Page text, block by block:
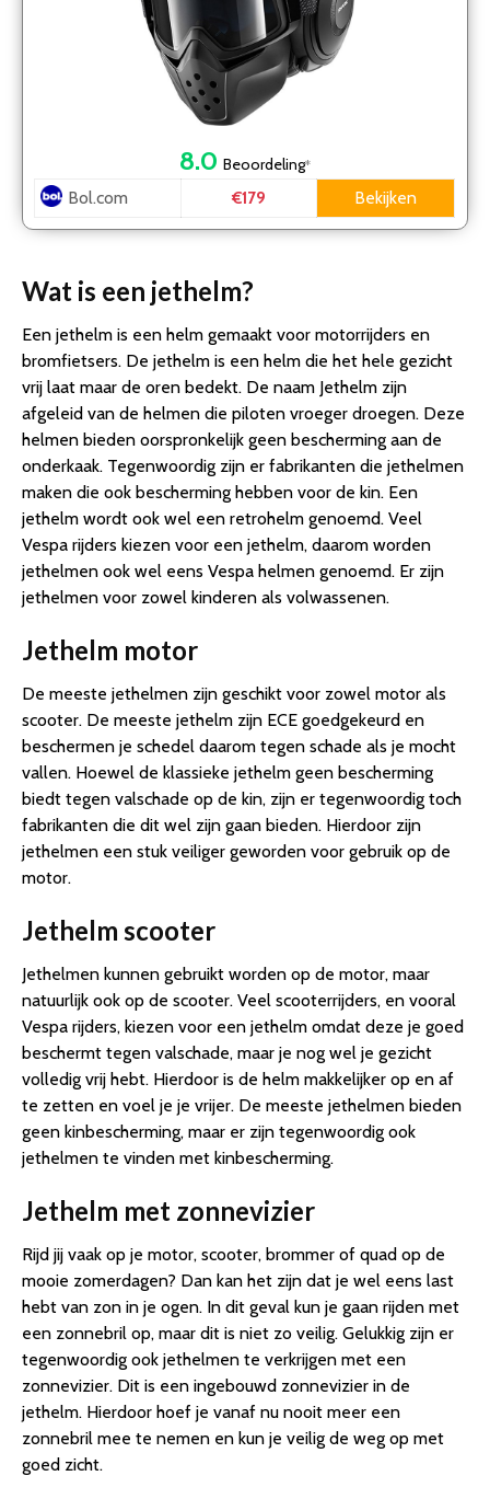
8.0 Beoordeling*
Bol.com €179 Bekijken
Wat is een jethelm?
Een jethelm is een helm gemaakt voor motorrijders en
bromfietsers. De jethelm is een helm die het hele gezicht
vrij laat maar de oren bedekt. De naam Jethelm zijn
afgeleid van de helmen die piloten vroeger droegen. Deze
helmen bieden oorspronkelijk geen bescherming aan de
onderkaak. Tegenwoordig zijn er fabrikanten die jethelmen
maken die ook bescherming hebben voor de kin. Een
jethelm wordt ook wel een retrohelm genoemd. Veel
Vespa rijders kiezen voor een jethelm, daarom worden
jethelmen ook wel eens Vespa helmen genoemd. Er zijn
jethelmen voor zowel kinderen als volwassenen.
Jethelm motor
De meeste jethelmen zijn geschikt voor zowel motor als
scooter. De meeste jethelm zijn ECE goedgekeurd en
beschermen je schedel daarom tegen schade als je mocht
vallen. Hoewel de klassieke jethelm geen bescherming
biedt tegen valschade op de kin, zijn er tegenwoordig toch
fabrikanten die dit wel zijn gaan bieden. Hierdoor zijn
jethelmen een stuk veiliger geworden voor gebruik op de
motor.
Jethelm scooter
Jethelmen kunnen gebruikt worden op de motor, maar
natuurlijk ook op de scooter. Veel scooterrijders, en vooral
Vespa rijders, kiezen voor een jethelm omdat deze je goed
beschermt tegen valschade, maar je nog wel je gezicht
volledig vrij hebt. Hierdoor is de helm makkelijker op en af
te zetten en voel je je vrijer. De meeste jethelmen bieden
geen kinbescherming, maar er zijn tegenwoordig ook
jethelmen te vinden met kinbescherming.
Jethelm met zonnevizier
Rijd jij vaak op je motor, scooter, brommer of quad op de
mooie zomerdagen? Dan kan het zijn dat je wel eens last
hebt van zon in je ogen. In dit geval kun je gaan rijden met
een zonnebril op, maar dit is niet zo veilig. Gelukkig zijn er
tegenwoordig ook jethelmen te verkrijgen met een
zonnevizier. Dit is een ingebouwd zonnevizier in de
jethelm. Hierdoor hoef je vanaf nu nooit meer een
zonnebril mee te nemen en kun je veilig de weg op met
goed zicht.